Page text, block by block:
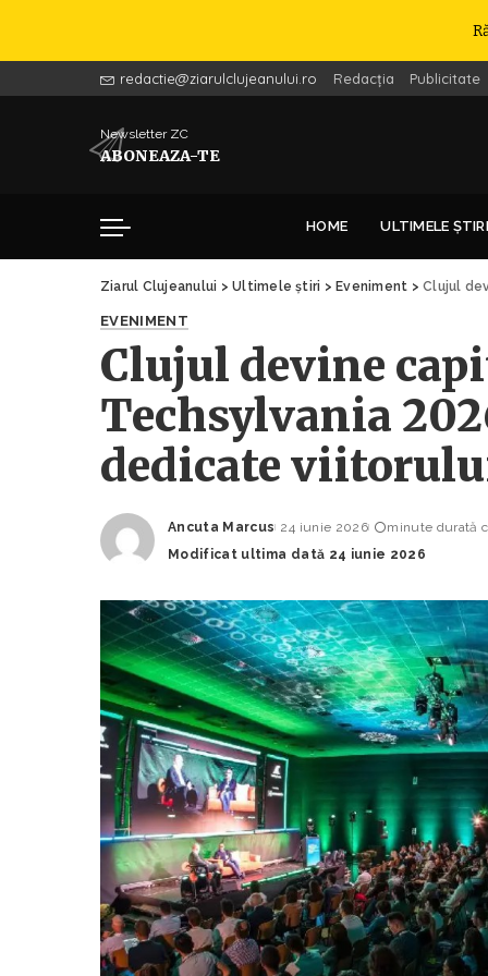
redactie@ziarulclujeanului.ro Redacția Publicitate
Newsletter ZC
ABONEAZA-TE
HOME ULTIMELE ȘTIRI
Ziarul Clujeanului >Ultimele știri > Eveniment >Clujul
EVENIMENT
Clujul devine
Techsylvania
dedicate
Posted
by
Ancuta Marcus 24 iunie 2026
minute durată
Modificat ultima dată 24 iunie 2026